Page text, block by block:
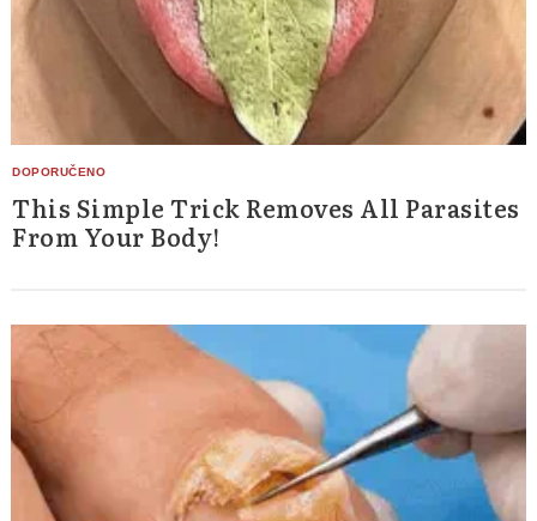
This Simple Trick Removes All Parasites
From Your Body!